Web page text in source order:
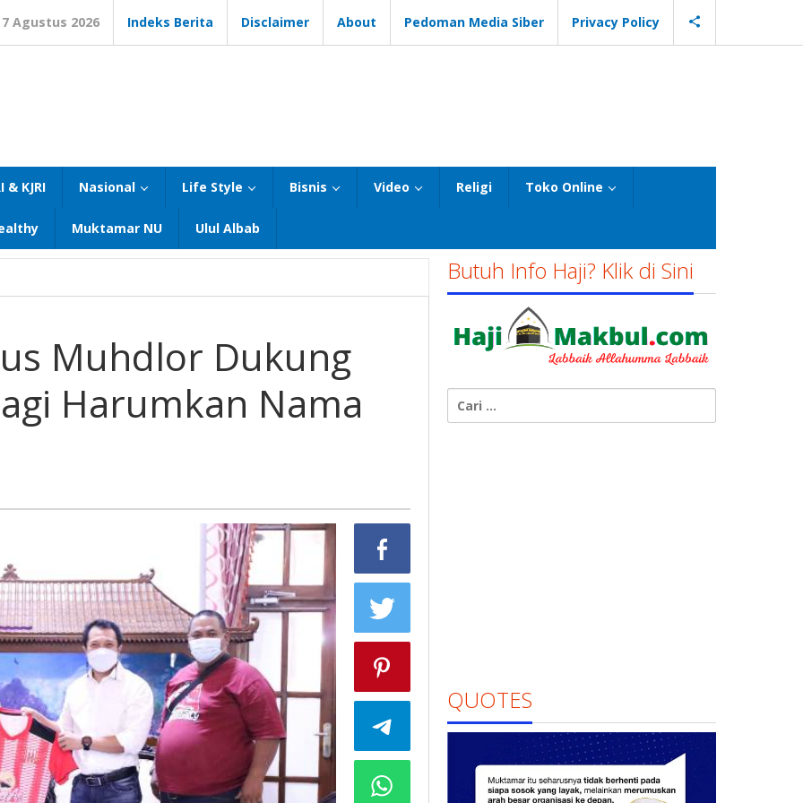
7 Agustus 2026 Indeks Berita Disclaimer About Pedoman Media Siber Privacy Policy
& KJRI Nasional Life Style Bisnis Video Religi Toko Online
Muktamar NU Ulul Albab
Muhdlor Dukung
Harumkan Nama
Butuh Info Haji? Klik di Sini
untuk:
QUOTES